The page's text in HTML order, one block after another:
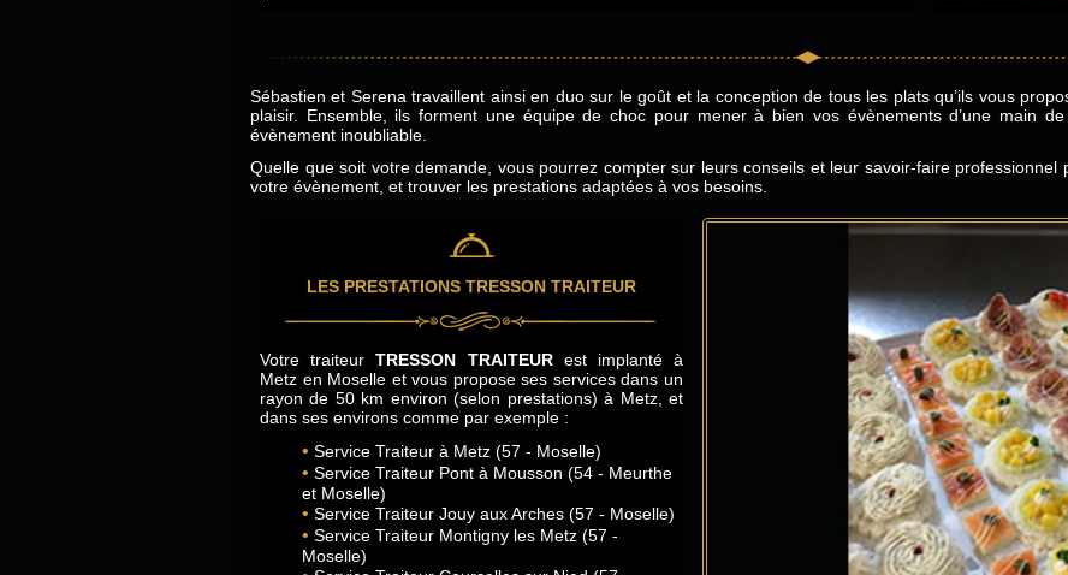
Sébastien et Serena travaillent ainsi en duo sur le goût et la conception de tous les plats qu’ils vous
plaisir. Ensemble, ils forment une équipe de choc pour mener à bien vos évènements d’une main
évènement inoubliable.
Quelle que soit votre demande, vous pourrez compter sur leurs conseils et leur savoir-faire professionnel
votre évènement, et trouver les prestations adaptées à vos besoins.
LES PRESTATIONS TRESSON TRAITEUR
Votre traiteurTRESSON TRAITEURest implanté à
Metz en Moselle et vous propose ses services dans un
rayon de 50 km environ (selon prestations) à Metz, et
dans ses environs comme par exemple :
Service Traiteur à Metz (57 - Moselle)
Service Traiteur Pont à Mousson (54 - Meurthe
et Moselle)
Service Traiteur Jouy aux Arches (57 - Moselle)
Service Traiteur Montigny les Metz (57 -
Moselle)